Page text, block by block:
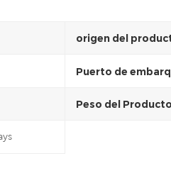
origen del
Puerto de
Peso del